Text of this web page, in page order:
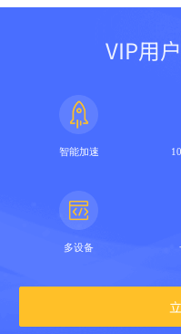
VIP用
智能加速
多设备